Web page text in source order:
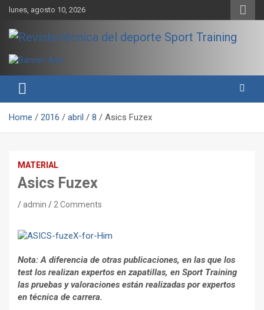
Skip
content
lunes, agosto 10, 2026
Revista técnica del deporte
Sport Training
rendimiento, nutrición y entrenamiento.
Home 2016 abril 8 Asics Fuzex
MATERIAL
Asics Fuzex
admin 2 Comments
Nota: A diferencia de otras publicaciones, en las que los
test los realizan expertos en zapatillas, en Sport Training
las pruebas y valoraciones están realizadas por expertos
en técnica de carrera.